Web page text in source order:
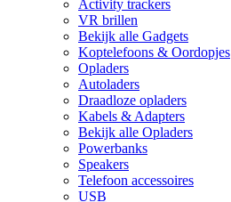
Activity trackers
VR brillen
Bekijk alle Gadgets
Koptelefoons & Oordopjes
Opladers
Autoladers
Draadloze opladers
Kabels & Adapters
Bekijk alle Opladers
Powerbanks
Speakers
Telefoon accessoires
USB